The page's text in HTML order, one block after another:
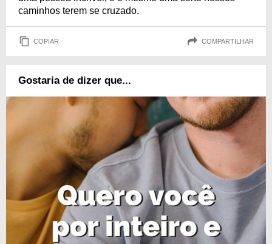
caminhos terem se cruzado.
COPIAR COMPARTILHAR
Gostaria de dizer que...